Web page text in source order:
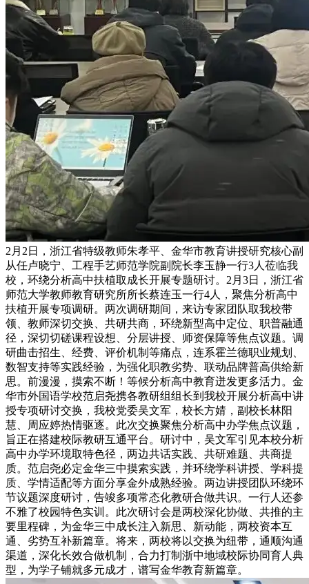
2月2日，浙江省特级教师朱孝平、金华市教育讲授研究核心副
从任卢晓宁、工程手艺师范学院副院长李玉静一行3人莅临我
校，环绕分析高中扶植取成长开展专题研讨。2月3日，浙江省
师范大学教师教育研究所所长蔡连玉一行4人，聚焦分析高中
扶植开展专项调研。两次调研期间，来访专家团队取我校带
领、教师深切交换、共研共商，环绕新型高中定位、职普融通
径，深切切磋课程设想、分层讲授、师资保障等焦点议题。调
研曲击招生、经费、评价机制等痛点，连系霍兰德职业规划、
数智支持等实践经验，为强化职教劣势、联动品牌普高供给新
思。前漫漫，摸索不断！等候分析高中教育迸发更多活力。金
华市外国语学校范启尧携各教研组组长到我校开展分析高中讲
授专项研讨交换，我校党委吴文军，校长方婧，副校长林阳
慧、周应婷热情驱逐。此次交换聚焦分析高中办学焦点议题，
旨正在搭建校际教研互通平台。研讨中，吴文军引见本校分析
高中办学环境取特色径，两边共话实践、共研难题、共商提
质。范启尧必定金华三中摸索实践，并环绕学科讲授、学科提
质、学情适配等方面分享金外成熟经验。两边讲授团队环绕环
节议题深度研讨，告竣多项常态化教研合做共识。一行人还参
不雅了校园特色实训。此次研讨会是两校深化协做、共推的主
要里程碑，为金华三中成长注入新思、新动能，两校资本互
通、劣势互补新篇章。将来，两校将以交换为纽带，通顺沟通
渠道，深化长效合做机制，合力打制浙中地域校际协同育人典
型，为学子铺就多元成才，谱写金华教育新篇章。